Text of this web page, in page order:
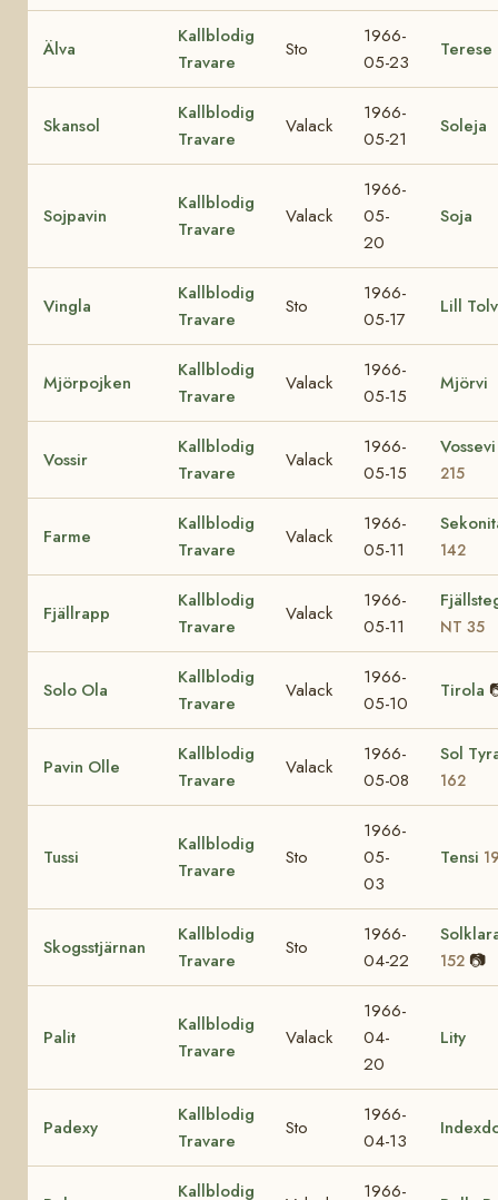
Älva
Kallblodig
Travare
Sto
1966-
05-23
Terese
Skansol
Kallblodig
Travare
Valack
1966-
05-21
Soleja
Sojpavin
Kallblodig
Travare
Valack
1966-
05-
20
Soja
Vingla
Kallblodig
Travare
Sto
1966-
05-17
Lill
Mjörpojken
Kallblodig
Travare
Valack
1966-
05-15
Mjörvi
Vossir
Kallblodig
Travare
Valack
1966-
05-15
215
Farme
Kallblodig
Travare
Valack
1966-
05-11
142
Fjällrapp
Kallblodig
Travare
Valack
1966-
05-11
NT 35
Solo Ola
Kallblodig
Travare
Valack
1966-
05-10
Tirola
Pavin Olle
Kallblodig
Travare
Valack
1966-
05-08
Sol
162
Tussi
Kallblodig
Travare
Sto
1966-
05-
03
Tensi
Skogsstjärnan
Kallblodig
Travare
Sto
1966-
04-22
152 📷
Palit
Kallblodig
Travare
Valack
1966-
04-
20
Lity
Padexy
Kallblodig
Travare
Sto
1966-
04-13
Kallblodig 1966-